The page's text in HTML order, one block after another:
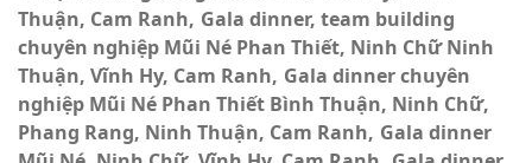
Thuận, Cam Ranh Gala dinner, team building
chuyên nghiệp Mũi Né Phan Thiết, Ninh Chữ Ninh
Thuận, Vĩnh Hy, Cam Ranh Gala dinner chuyên
nghiệp Mũi Né Phan Thiết Bình Thuận, Ninh Chữ,
Phang Rang, Ninh Thuận, Cam Ranh Gala dinner